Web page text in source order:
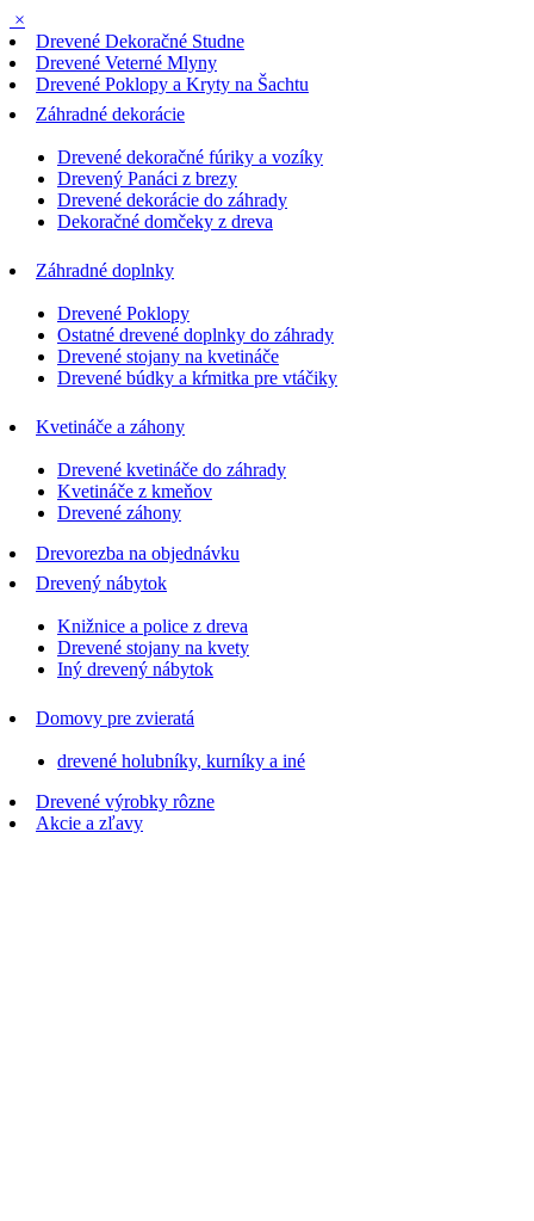
×
Drevené Dekoračné Studne
Drevené Veterné Mlyny
Drevené Poklopy a Kryty na Šachtu
Záhradné dekorácie
Drevené dekoračné fúriky a vozíky
Drevený Panáci z brezy
Drevené dekorácie do záhrady
Dekoračné domčeky z dreva
Záhradné doplnky
Drevené Poklopy
Ostatné drevené doplnky do záhrady
Drevené stojany na kvetináče
Drevené búdky a kŕmitka pre vtáčiky
Kvetináče a záhony
Drevené kvetináče do záhrady
Kvetináče z kmeňov
Drevené záhony
Drevorezba na objednávku
Drevený nábytok
Knižnice a police z dreva
Drevené stojany na kvety
Iný drevený nábytok
Domovy pre zvieratá
drevené holubníky, kurníky a iné
Drevené výrobky rôzne
Akcie a zľavy